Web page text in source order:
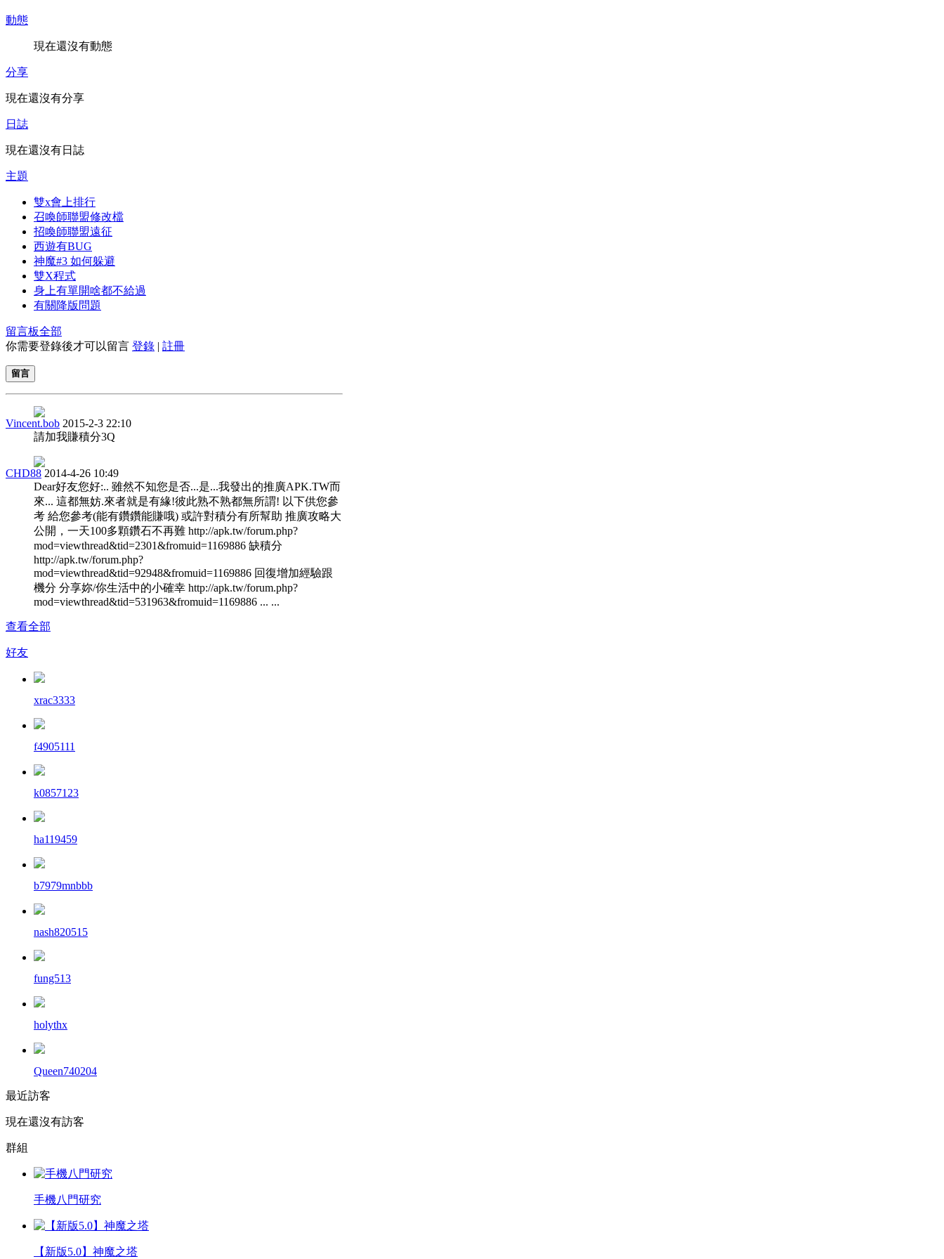
動態
現在還沒有動態
分享
現在還沒有分享
日誌
現在還沒有日誌
主題
雙x會上排行
召喚師聯盟修改檔
招喚師聯盟遠征
西遊有BUG
神魔#3 如何躲避
雙X程式
身上有單開啥都不給過
有關降版問題
留言板全部
你需要登錄後才可以留言 登錄 | 註冊
留言
Vincent.bob 2015-2-3 22:10
請加我賺積分3Q
CHD88 2014-4-26 10:49
Dear好友您好:.. 雖然不知您是否...是...我發出的推廣APK.TW而
來... 這都無妨.來者就是有緣!彼此熟不熟都無所謂! 以下供您參
考 給您參考(能有鑽鑽能賺哦) 或許對積分有所幫助 推廣攻略大
公開，一天100多顆鑽石不再難 http://apk.tw/forum.php?
mod=viewthread&tid=2301&fromuid=1169886 缺積分
http://apk.tw/forum.php?
mod=viewthread&tid=92948&fromuid=1169886 回復增加經驗跟
機分 分享妳/你生活中的小確幸 http://apk.tw/forum.php?
mod=viewthread&tid=531963&fromuid=1169886 ... ...
查看全部
好友
xrac3333
f4905111
k0857123
ha119459
b7979mnbbb
nash820515
fung513
holythx
Queen740204
最近訪客
現在還沒有訪客
群組
手機八門研究
【新版5.0】神魔之塔